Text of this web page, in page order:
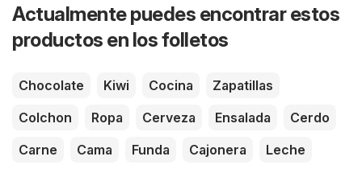
Actualmente puedes encontrar estos
productos en los folletos
Chocolate Kiwi Cocina
Zapatillas
Colchon
Ropa Cerveza Ensalada
Cerdo
Carne
Cama Funda Cajonera
Leche